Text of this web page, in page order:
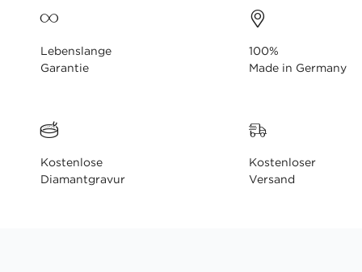
Lebenslange
Garantie
100%
Made in Germany
Kostenlose
Diamantgravur
Kostenloser
Versand